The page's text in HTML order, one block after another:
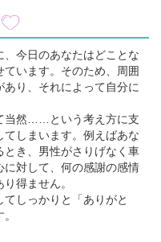
今日のあなたはどことな
います。そのため、周囲
り、それによって自分に
当然……という考え方に支
しまいます。例えばあな
とき、男性がさりげなく車
対して、何の感謝の感情
得ません。
しっかりと「ありがと